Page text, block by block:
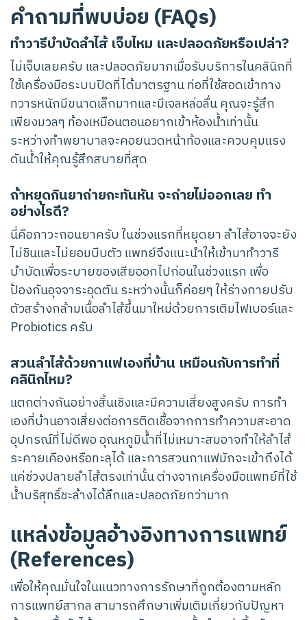
คำถามที่พบบ่อย (FAQs)
ทำวารีบำบัดลำไส้ เจ็บไหม และปลอดภัยหรือเปล่า?
ไม่เจ็บเลยครับ และปลอดภัยมากเมื่อรับบริการในคลินิกที่
ใช้เครื่องมือระบบปิดที่ได้มาตรฐาน ท่อที่ใช้สอดเข้าทาง
ทวารหนักมีขนาดเล็กมากและมีเจลหล่อลื่น คุณจะรู้สึก
เพียงมวลๆ ท้องเหมือนตอนอยากเข้าห้องน้ำเท่านั้น
ระหว่างทำพยาบาลจะคอยนวดหน้าท้องและควบคุมแรง
ดันน้ำให้คุณรู้สึกสบายที่สุด
ถ้าหยุดกินยาถ่ายกะทันหัน จะถ่ายไม่ออกเลย ทำ
อย่างไรดี?
นี่คือภาวะถอนยาครับ ในช่วงแรกที่หยุดยา ลำไส้อาจจะยัง
ไม่ชินและไม่ยอมบีบตัว แพทย์จึงแนะนำให้เข้ามาทำวารี
บำบัดเพื่อระบายของเสียออกไปก่อนในช่วงแรก เพื่อ
ป้องกันอุจจาระอุดตัน ระหว่างนั้นก็ค่อยๆ ให้ร่างกายปรับ
ตัวสร้างกล้ามเนื้อลำไส้ขึ้นมาใหม่ด้วยการเติมไฟเบอร์และ
Probiotics ครับ
สวนลำไส้ด้วยกาแฟเองที่บ้าน เหมือนกับการทำที่
คลินิกไหม?
แตกต่างกันอย่างสิ้นเชิงและมีความเสี่ยงสูงครับ การทำ
เองที่บ้านอาจเสี่ยงต่อการติดเชื้อจากการทำความสะอาด
อุปกรณ์ที่ไม่ดีพอ อุณหภูมิน้ำที่ไม่เหมาะสมอาจทำให้ลำไส้
ระคายเคืองหรือทะลุได้ และการสวนกาแฟมักจะเข้าถึงได้
แค่ช่วงปลายลำไส้ตรงเท่านั้น ต่างจากเครื่องมือแพทย์ที่ใช้
น้ำบริสุทธิ์ชะล้างได้ลึกและปลอดภัยกว่ามาก
แหล่งข้อมูลอ้างอิงทางการแพทย์
(References)
เพื่อให้คุณมั่นใจในแนวทางการรักษาที่ถูกต้องตามหลัก
การแพทย์สากล สามารถศึกษาเพิ่มเติมเกี่ยวกับปัญหา